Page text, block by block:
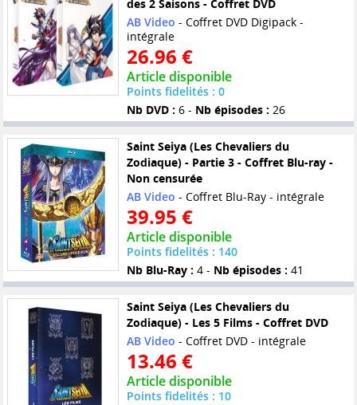
des 2 Saisons - Coffret DVD
AB Video - Coffret DVD Digipack -
intégrale
26.96 €
Article disponible
Points fidelités : 0
Nb DVD : 6 - Nb épisodes : 26
Saint Seiya (Les Chevaliers du
Zodiaque) - Partie 3 - Coffret Blu-ray -
Non censurée
AB Video - Coffret Blu-Ray - intégrale
39.95 €
Article disponible
Points fidelités : 140
Nb Blu-Ray : 4 - Nb épisodes : 41
Saint Seiya (Les Chevaliers du
Zodiaque) - Les 5 Films - Coffret DVD
AB Video - Coffret DVD - intégrale
13.46 €
Article disponible
Points fidelités : 10